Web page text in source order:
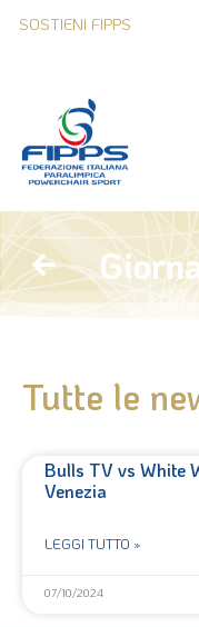
Tutte le
Bulls TV vs White
Venezia
LEGGI TUTTO »
07/10/2024